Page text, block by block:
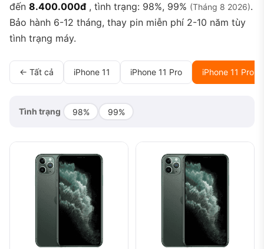
đến 8.400.000đ , tình trạng: 98%, 99% (Tháng 8 2026).
Bảo hành 6-12 tháng, thay pin miễn phí 2-10 năm tùy
tình trạng máy.
← Tất cả iPhone 11 iPhone 11 Pro iPhone 11 Pro
Tình trạng 98% 99%